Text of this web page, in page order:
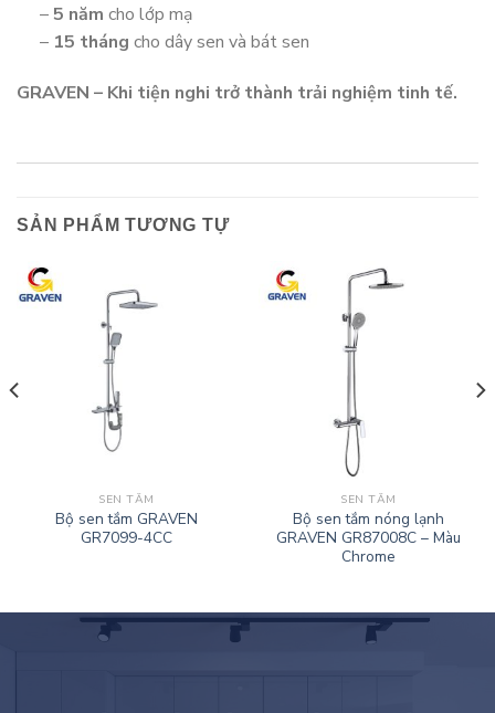
– 5 năm cho lớp mạ
– 15 tháng cho dây sen và bát sen
GRAVEN – Khi tiện nghi trở thành trải nghiệm tinh tế.
SẢN PHẨM TƯƠNG TỰ
SEN TẮM
Bộ sen tắm GRAVEN
GR7099-4CC
SEN TẮM
Bộ sen tắm nóng lạnh
GRAVEN GR87008C – Màu
Chrome